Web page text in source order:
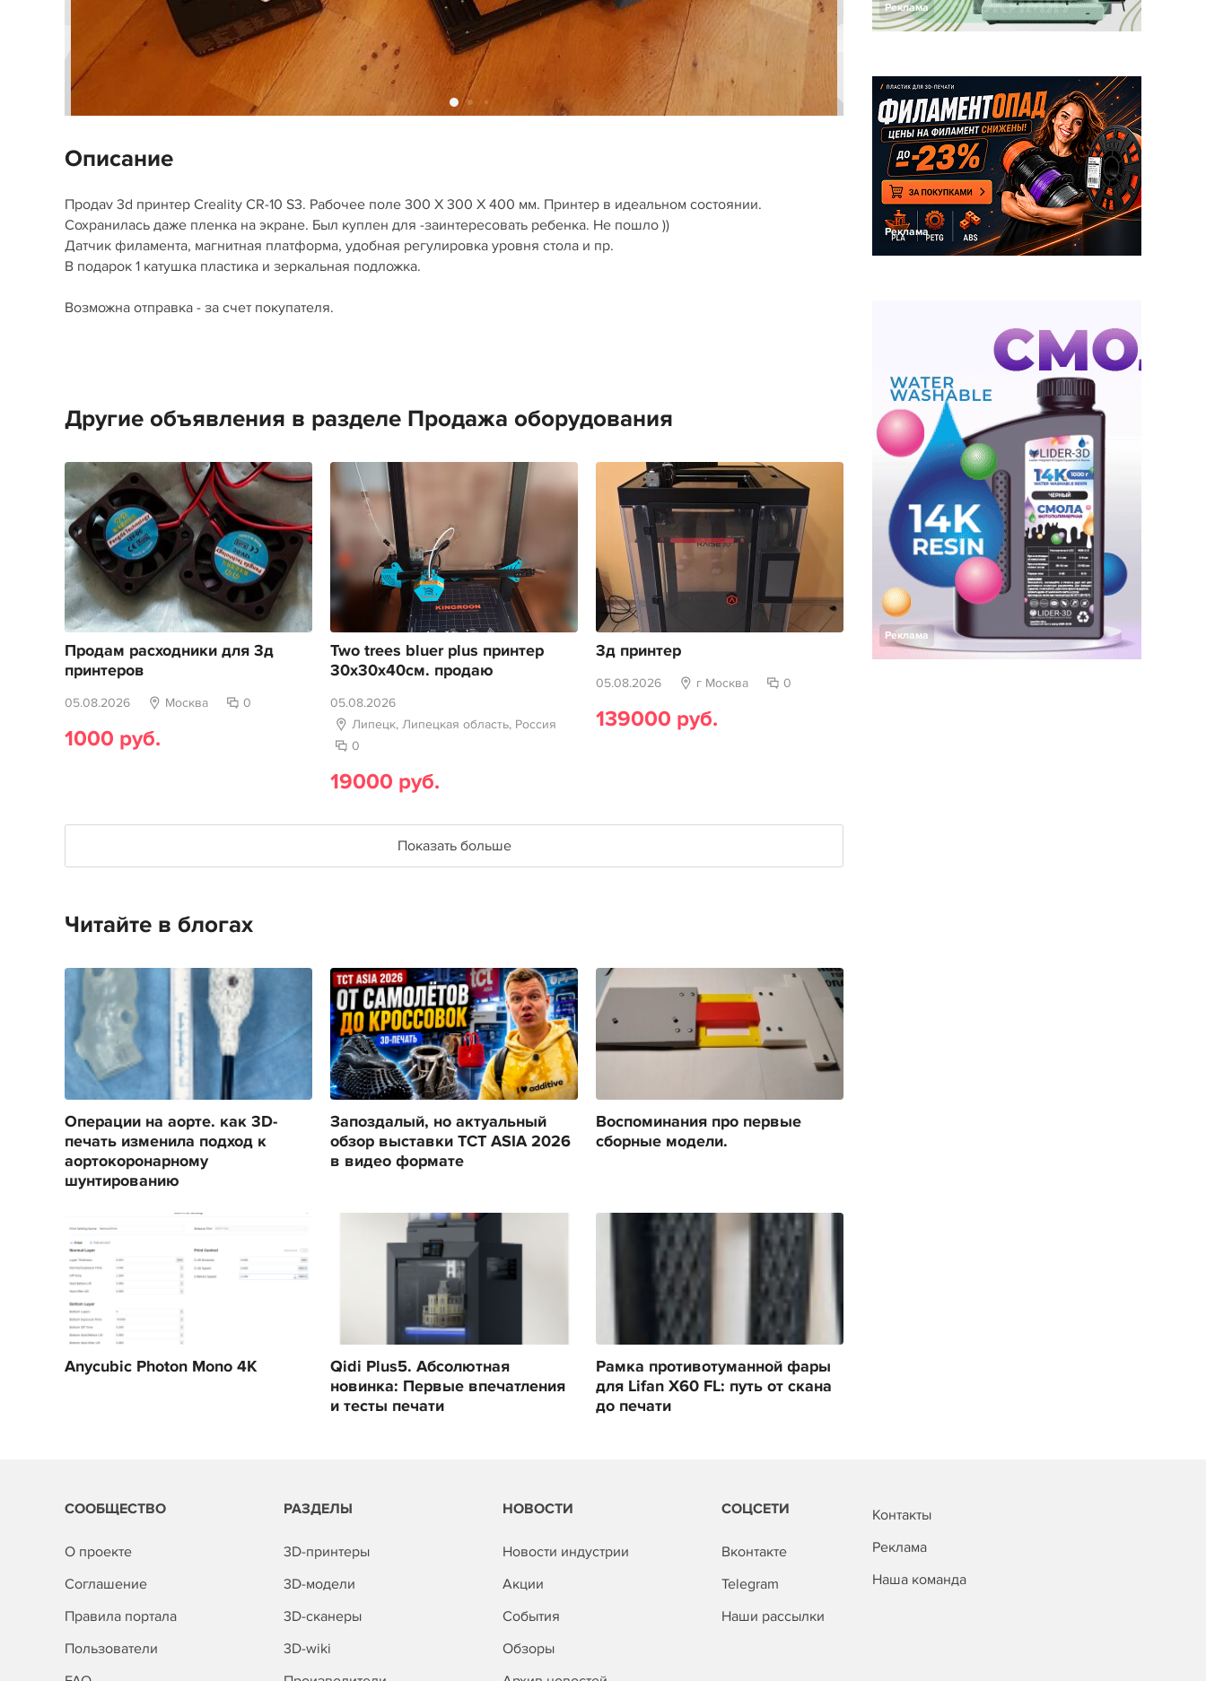
Описание
Продаv 3d принтер Creality CR-10 S3. Рабочее поле 300 Х 300 Х 400 мм. Принтер в идеальном состоянии.
Сохранилась даже пленка на экране. Был куплен для -заинтересовать ребенка. Не пошло ))
Датчик филамента, магнитная платформа, удобная регулировка уровня стола и пр.
В подарок 1 катушка пластика и зеркальная подложка.
Возможна отправка - за счет покупателя.
Другие объявления в разделе Продажа оборудования
Продам расходники для 3д
принтеров
05.08.2026 Москва 0
1000 руб.
Two trees bluer plus принтер
30х30х40см. продаю
05.08.2026
Липецк, Липецкая область, Россия
0
19000 руб.
3д принтер
05.08.2026 г Москва 0
139000 руб.
Показать больше
Читайте в блогах
Операции на аорте. как 3D-
печать изменила подход к
аортокоронарному
шунтированию
Запоздалый, но актуальный
обзор выставки TCT ASIA 2026
в видео формате
Воспоминания про первые
сборные модели.
Anycubic Photon Mono 4K
Qidi Plus5. Абсолютная
новинка: Первые впечатления
и тесты печати
Рамка противотуманной фары
для Lifan X60 FL: путь от скана
до печати
Реклама
Реклама
Реклама
СООБЩЕСТВО
О проекте
Соглашение
Правила портала
Пользователи
РАЗДЕЛЫ
3D-принтеры
3D-модели
3D-сканеры
3D-wiki
НОВОСТИ
Новости индустрии
Акции
События
Обзоры
СОЦСЕТИ
Вконтакте
Telegram
Наши рассылки
Контакты
Реклама
Наша команда